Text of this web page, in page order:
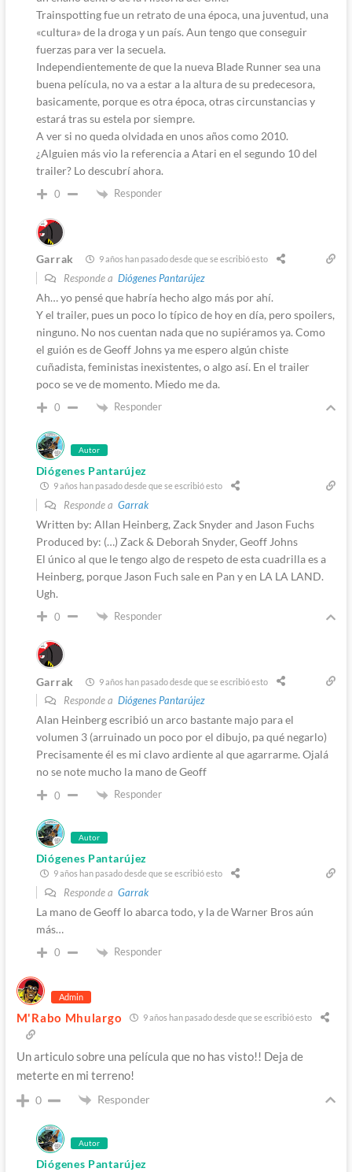
Trainspotting fue un retrato de una época, una juventud, una
«cultura» de la droga y un país. Aun tengo que conseguir
fuerzas para ver la secuela.
Independientemente de que la nueva Blade Runner sea una
buena película, no va a estar a la altura de su predecesora,
basicamente, porque es otra época, otras circunstancias y
estará tras su estela por siempre.
A ver si no queda olvidada en unos años como 2010.
¿Alguien más vio la referencia a Atari en el segundo 10 del
trailer? Lo descubrí ahora.
0 Responder
Garrak 9 años han pasado desde que se escribió esto
Responde a Diógenes Pantarújez
Ah… yo pensé que habría hecho algo más por ahí.
Y el trailer, pues un poco lo típico de hoy en día, pero spoilers,
ninguno. No nos cuentan nada que no supiéramos ya. Como
el guión es de Geoff Johns ya me espero algún chiste
cuñadista, feministas inexistentes, o algo así. En el trailer
poco se ve de momento. Miedo me da.
0 Responder
Autor
Diógenes Pantarújez
9 años han pasado desde que se escribió esto
Responde a Garrak
Written by: Allan Heinberg, Zack Snyder and Jason Fuchs
Produced by: (…) Zack & Deborah Snyder, Geoff Johns
El único al que le tengo algo de respeto de esta cuadrilla es a
Heinberg, porque Jason Fuch sale en Pan y en LA LA LAND.
Ugh.
0 Responder
Garrak 9 años han pasado desde que se escribió esto
Responde a Diógenes Pantarújez
Alan Heinberg escribió un arco bastante majo para el
volumen 3 (arruinado un poco por el dibujo, pa qué negarlo)
Precisamente él es mi clavo ardiente al que agarrarme. Ojalá
no se note mucho la mano de Geoff
0 Responder
Autor
Diógenes Pantarújez
9 años han pasado desde que se escribió esto
Responde a Garrak
La mano de Geoff lo abarca todo, y la de Warner Bros aún
más…
0 Responder
Admin
M'Rabo Mhulargo 9 años han pasado desde que se escribió esto
Un articulo sobre una película que no has visto!! Deja de
meterte en mi terreno!
0 Responder
Autor
Diógenes Pantarújez